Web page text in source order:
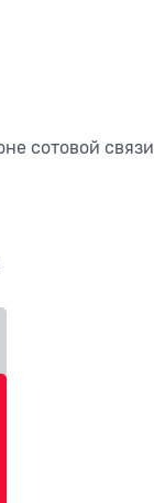
сотовой связи